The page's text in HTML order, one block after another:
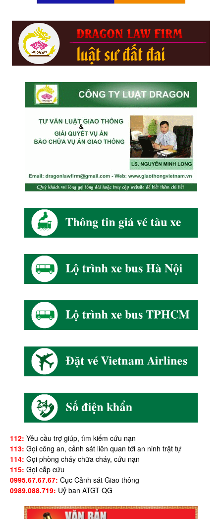
112: Yêu cầu trợ giúp, tìm kiếm cứu nạn
113: Gọi công an, cảnh sát liên quan tới an ninh trật tự
114: Gọi phòng cháy chữa cháy, cứu nạn
115: Gọi cấp cứu
0995.67.67.67: Cục Cảnh sát Giao thông
0989.088.719: Uỷ ban ATGT QG